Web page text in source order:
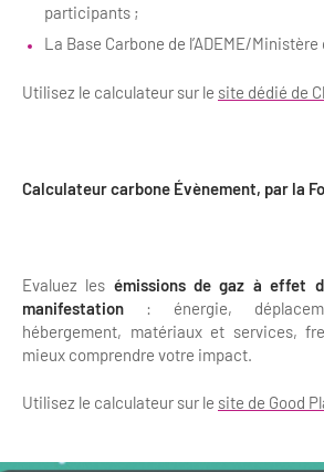
participants ;
La Base Carbone de l’ADEME/
Utilisez le calculateur sur le site dédié de
Calculateur carbone Évènement, par la
Evaluez les émissions de gaz à effet
manifestation : énergie,
hébergement, matériaux et services,
mieux comprendre votre impact.
Utilisez le calculateur sur le site de Good